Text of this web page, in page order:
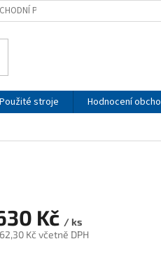
PODMÍNKY PODMÍNKY
Použité stroje Hodnocení
Kč / ks
Kč včetně DPH